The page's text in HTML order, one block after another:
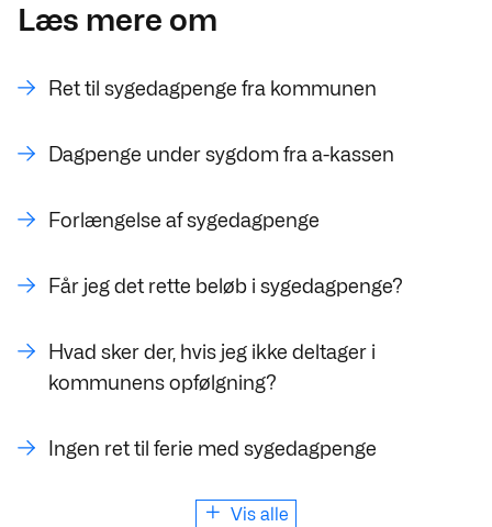
Læs mere om
Ret til sygedagpenge fra kommunen
Dagpenge under sygdom fra a-kassen
Forlængelse af sygedagpenge
Får jeg det rette beløb i sygedagpenge?
Hvad sker der, hvis jeg ikke deltager i
kommunens opfølgning?
Ingen ret til ferie med sygedagpenge
Vis alle